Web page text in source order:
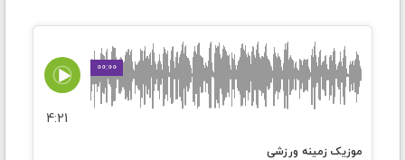
00:00
4:21
موزیک زمینه ورزشی